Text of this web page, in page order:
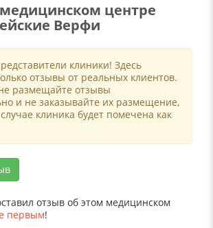
центре
Верфи
клиники! Здесь
отзывы от реальных клиентов.
размещайте отзывы
и не заказывайте их размещение,
клиника будет помечена как
отзыв об этом медицинском
первым!